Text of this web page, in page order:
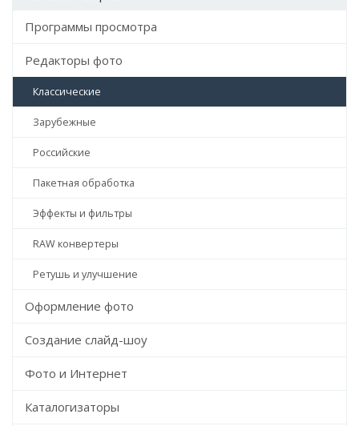
Программы просмотра
Редакторы фото
Классические
Зарубежные
Российские
Пакетная обработка
Эффекты и фильтры
RAW конвертеры
Ретушь и улучшение
Оформление фото
Создание слайд-шоу
Фото и Интернет
Каталогизаторы